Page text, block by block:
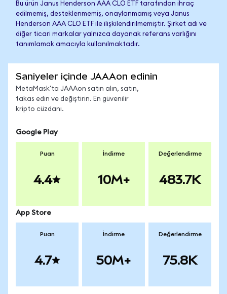
Bu ürün Janus Henderson AAA CLO ETF tarafından ihraç
edilmemiş, desteklenmemiş, onaylanmamış veya Janus
Henderson AAA CLO ETF ile ilişkilendirilmemiştir. Şirket adı ve
diğer ticari markalar yalnızca dayanak referans varlığını
tanımlamak amacıyla kullanılmaktadır.
Saniyeler içinde JAAAon edinin
MetaMask'ta JAAAon satın alın, satın,
takas edin ve değiştirin. En güvenilir
kripto cüzdanı.
Google Play
Puan
4.4
İndirme
10M+
Değerlendirme
483.7K
App Store
Puan
4.7
İndirme
50M+
Değerlendirme
75.8K